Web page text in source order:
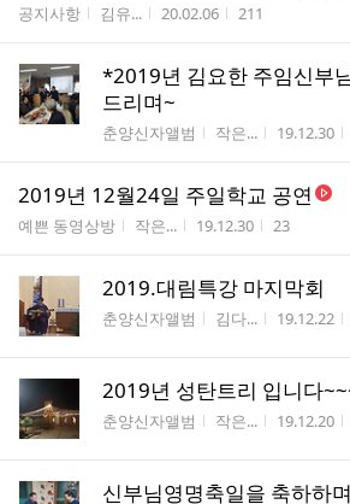
게시판명
공지사항 작성자
김유... 작성시간
20.02.06 조회수
211
*2019년 김요한 주임신부
드리며~
게시판명
춘양신자앨범 작성자
작은... 작성시간
19.12.30
2019년 12월24일 주일학교 공연
게시판명
예쁜 동영상방 작성자
작은... 작성시간
19.12.30 조회수
23
2019.대림특강 마지막회
게시판명
춘양신자앨범 작성자
김다... 작성시간
19.12.22
2019년 성탄트리 입니다
게시판명
춘양신자앨범 작성자
작은... 작성시간
19.12.20
신부님영명축일을 축하하